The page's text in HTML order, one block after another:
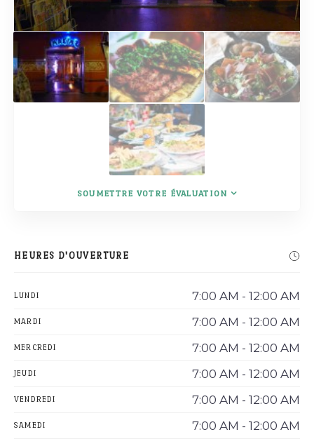
SOUMETTRE VOTRE ÉVALUATION
HEURES D'OUVERTURE
LUNDI 7:00 AM - 12:00 AM
MARDI 7:00 AM - 12:00 AM
MERCREDI 7:00 AM - 12:00 AM
JEUDI 7:00 AM - 12:00 AM
VENDREDI 7:00 AM - 12:00 AM
SAMEDI 7:00 AM - 12:00 AM